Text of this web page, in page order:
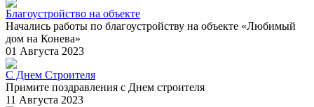
Благоустройство на объекте
Начались работы по благоустройству на объекте «Любимый
дом на Конева»
01 Августа 2023
С Днем Строителя
Примите поздравления с Днем строителя
11 Августа 2023